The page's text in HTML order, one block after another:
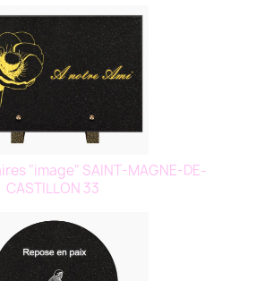
"image" SAINT-MAGNE-DE-
CASTILLON 33